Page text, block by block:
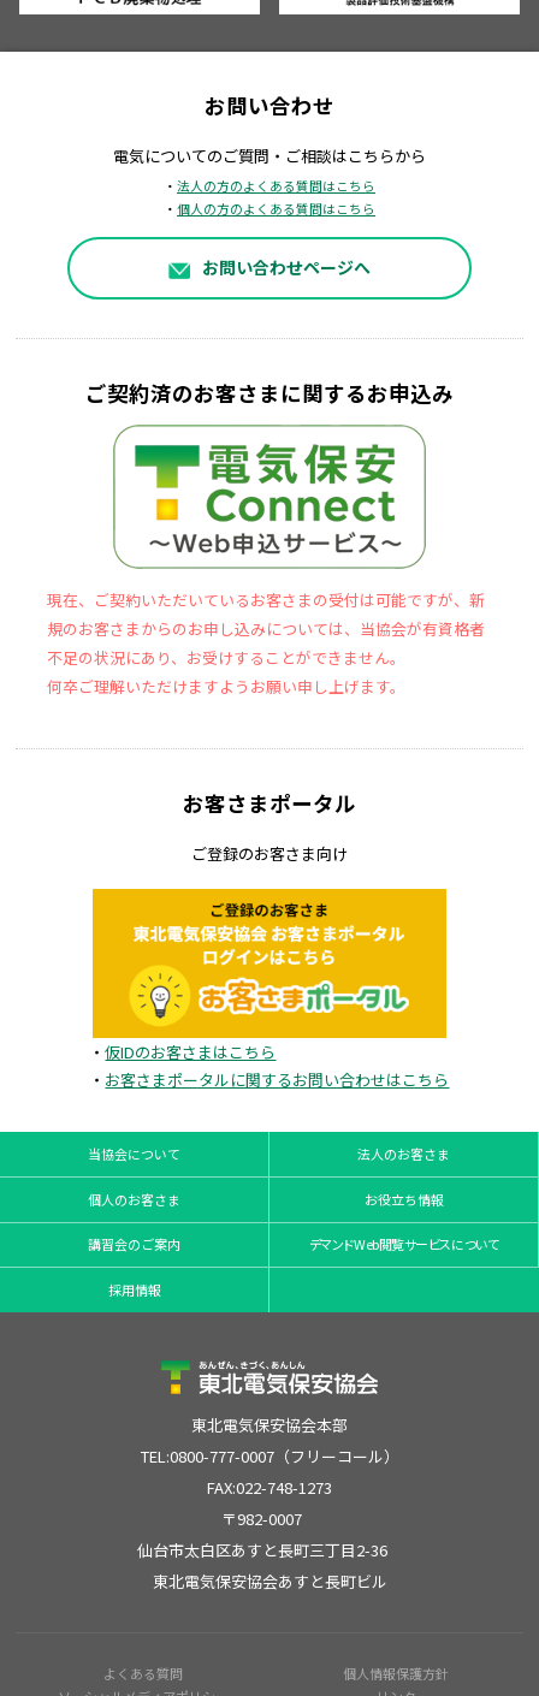
お問い合わせ
電気についてのご質問・ご相談はこちらから
・ 法人の方のよくある質問はこちら
・ 個人の方のよくある質問はこちら
お問い合わせページへ
ご契約済のお客さまに関するお申込み
現在、ご契約いただいているお客さまの受付は可能ですが、新
規のお客さまからのお申し込みについては、当協会が有資格者
不足の状況にあり、お受けすることができません。
何卒ご理解いただけますようお願い申し上げます。
お客さまポータル
ご登録のお客さま向け
・仮IDのお客さまはこちら
・ お客さまポータルに関するお問い合わせはこちら
当協会について 法人のお客さま
個人のお客さま お役立ち情報
講習会のご案内 デマンドWeb閲覧サービスについて
採用情報
東北電気保安協会本部
TEL:0800-777-0007（フリーコール）
FAX:022-748-1273
〒982-0007
仙台市太白区あすと長町三丁目2-36
東北電気保安協会あすと長町ビル
よくある質問
個人情報保護方針